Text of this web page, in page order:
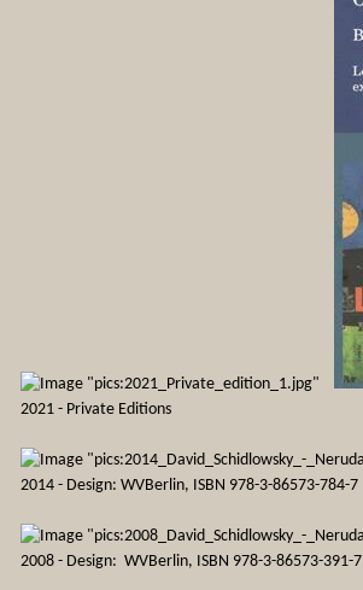
2021 - Private Editions
2014 - Design: WVBerlin, ISBN 978-3-86573-784-7
2008 - Design: WVBerlin, ISBN 978-3-86573-391-7